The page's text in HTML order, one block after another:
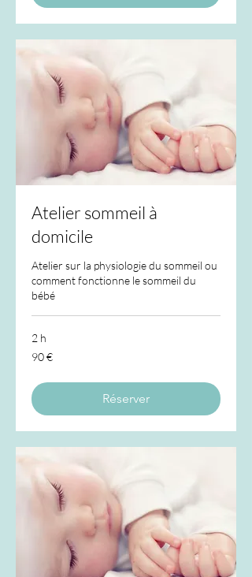
Atelier sommeil à
domicile
Atelier sur la physiologie du sommeil ou
comment fonctionne le sommeil du
bébé
2 h
90
euros
90 €
Réserver